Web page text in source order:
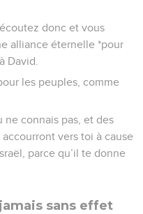
donc et vous
alliance éternelle *pour
David.
les peuples, comme
ne connais pas, et des
vers toi à cause
parce qu’il te donne
sans effet